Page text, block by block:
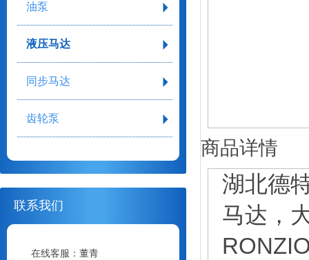
油泵
液压马达
同步马达
齿轮泵
联系我们
在线客服：董青
商品详情
湖北德
马达，